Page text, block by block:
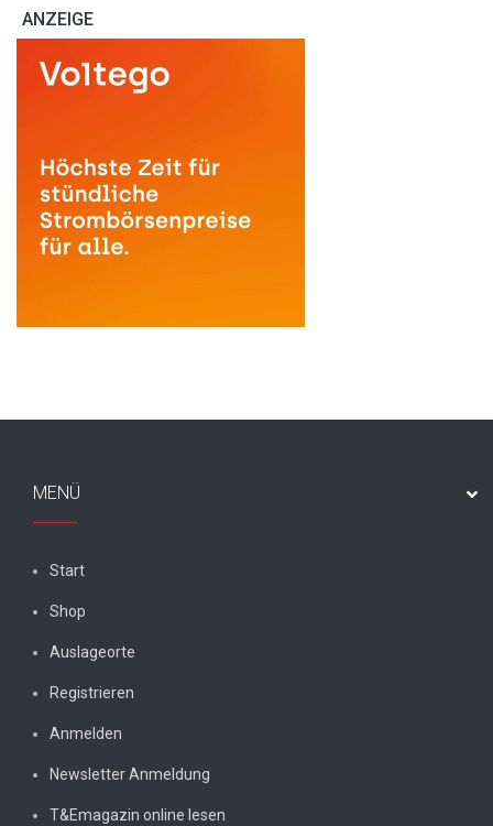
ANZEIGE
MENÜ
Start
Shop
Auslageorte
Registrieren
Anmelden
Newsletter Anmeldung
T&Emagazin online lesen